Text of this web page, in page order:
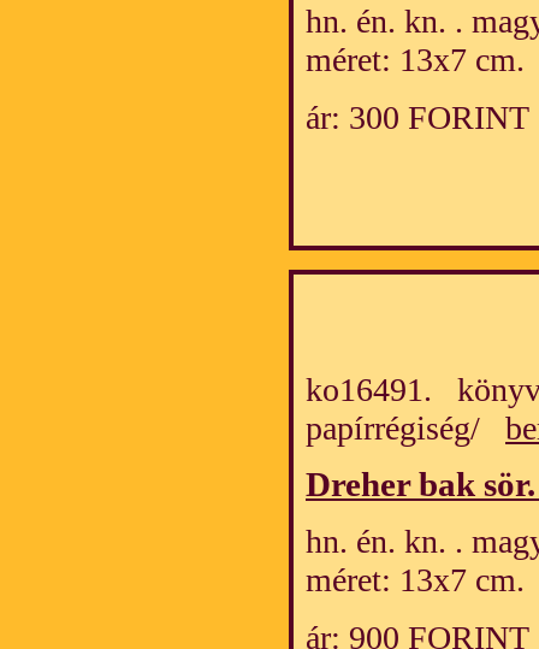
hn. én. kn. .
méret: 13x7 cm.
ár: 300 FORINT
ko16491.
papírrégiség/
Dreher bak
hn. én. kn. .
méret: 13x7 cm.
ár: 900 FORINT